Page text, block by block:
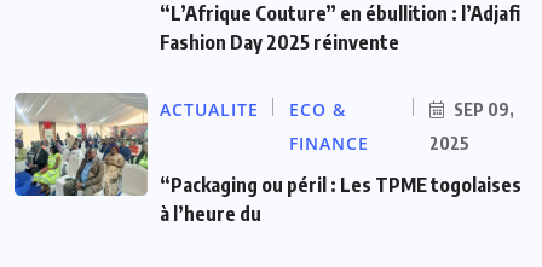
“L’Afrique Couture” en ébullition : l’Adjafi
Fashion Day 2025 réinvente
ACTUALITE
ECO &
FINANCE
SEP 09,
2025
“Packaging ou péril : Les TPME togolaises
à l’heure du